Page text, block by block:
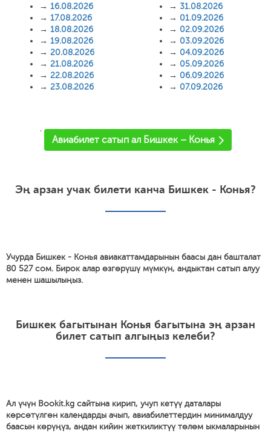
→ 16.08.2026
→ 17.08.2026
→ 18.08.2026
→ 19.08.2026
→ 20.08.2026
→ 21.08.2026
→ 22.08.2026
→ 23.08.2026
→ 31.08.2026
→ 01.09.2026
→ 02.09.2026
→ 03.09.2026
→ 04.09.2026
→ 05.09.2026
→ 06.09.2026
→ 07.09.2026
'
Авиабилет сатып ал Бишкек – Конья
Эң арзан учак билети канча Бишкек - Конья?
Учурда Бишкек - Конья авиакаттамдарынын баасы дан башталат
80 527 сом. Бирок алар өзгөрүшү мүмкүн, андыктан сатып алуу
менен шашылыңыз.
Бишкек багытынан Конья багытына эң арзан
билет сатып алгыңыз келеби?
Ал үчүн Bookit.kg сайтына кирип, учуп кетүү даталары
көрсөтүлгөн календарды ачып, авиабилеттердин минималдуу
баасын көрүңүз, андан кийин жеткиликтүү төлөм ыкмаларынын